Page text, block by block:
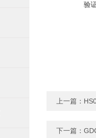
验
上一篇：
下一篇：